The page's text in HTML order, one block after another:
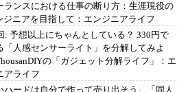
ランスにおける仕事の断り方：生涯現役の
ジニアを目指して：エンジニアライフ
: 予想以上にちゃんとしている？ 330円で
「人感センサーライト」を分解してみよ
の「ガジェット分解ライフ」：エ
アライフ
ハードは自分で作って売り出そう。「同人